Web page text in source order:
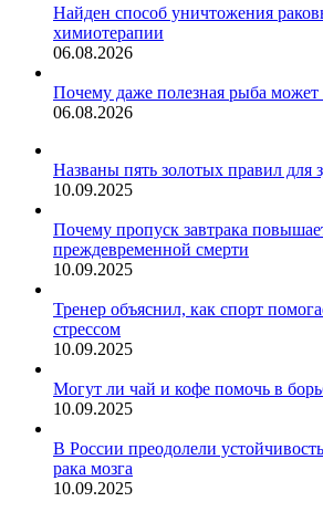
Найден способ уничтожения
химиотерапии
06.08.2026
Почему даже полезная рыба может
06.08.2026
Названы пять золотых правил для
10.09.2025
Почему пропуск завтрака
преждевременной смерти
10.09.2025
Тренер объяснил, как спорт
стрессом
10.09.2025
Могут ли чай и кофе помочь в
10.09.2025
В России преодолели
рака мозга
10.09.2025